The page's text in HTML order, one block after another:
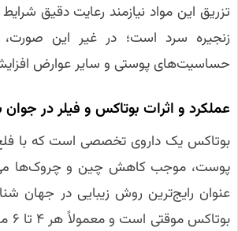
تزریق این مواد نیازمند رعایت دقیق
زنجیره سرد است؛ در غیر این
حساسیت‌های پوستی و سایر عوارض
عملکرد و اثرات بوتاکس و فیلر در
بوتاکس یک داروی تخصصی است که با
پوست، موجب کاهش چین و چروک‌ها
عنوان رایج‌ترین روش زیبایی در جهان